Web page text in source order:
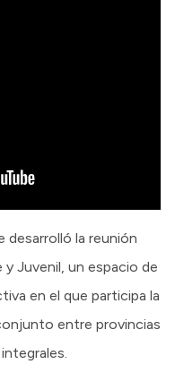
desarrolló la reunión
Juvenil, un espacio de
en el que participa la
entre provincias